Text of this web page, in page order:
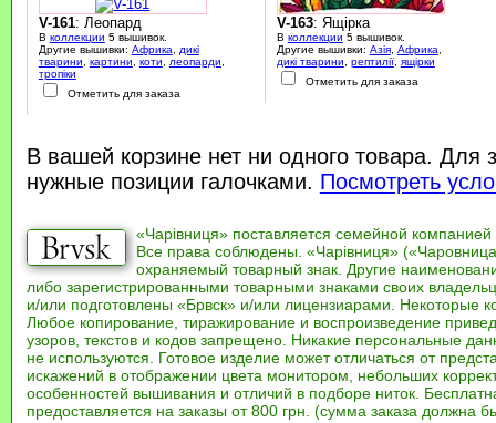
V-161: Леопард
В коллекции 5 вышивок.
Другие вышивки: Африка
дикі
тварини
картини коти леопарди
тропіки
Отметить для заказа
V-163: Ящірка
В коллекции 5 вышивок.
Другие вышивки: Азія, Африка
дикі тварини
рептилії, ящірки
Отметить для заказа
В вашей корзине нет ни одного товара. Для
нужные позиции галочками. Посмотреть
«Чарівниця» поставляется семейной компанией
Все права соблюдены. «Чарівниця»
охраняемый товарный знак. Другие
либо зарегистрированными товарными знаками своих
и/или подготовлены «Брвск» и/или лицензиарами. Некоторые
Любое копирование, тиражирование и воспроизведение
узоров, текстов и кодов запрещено. Никакие персональные
не используются. Готовое изделие может отличаться от
искажений в отображении цвета монитором, небольших
особенностей вышивания и отличий в подборе ниток.
предоставляется на заказы от 800 грн. (сумма заказа должна